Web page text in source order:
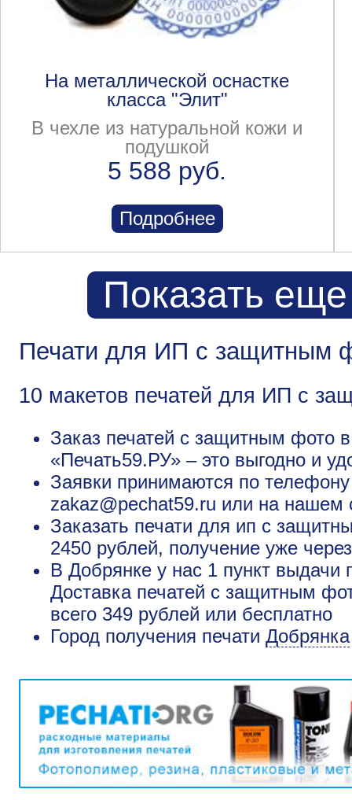
На металлической оснастке
класса "Элит"
В чехле из натуральной кожи и
подушкой
5 588 руб.
Подробнее
Показать
Печати для ИП с защитным
10 макетов печатей для ИП с
Заказ печатей с защитным фото
«Печать59.РУ» – это выгодно и
Заявки принимаются по
zakaz@pechat59.ru или на нашем
Заказать печати для ип с
2450 рублей, получение уже
В Добрянке у нас 1 пункт выдачи
Доставка печатей с защитным
всего 349 рублей или бесплатно
Город получения печати Добрянка